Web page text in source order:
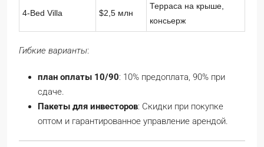
4-Bed Villa $2,5 млн
Терраса на крыше,
консьерж
Гибкие варианты:
план оплаты 10/90: 10% предоплата, 90% при
сдаче.
Пакеты для инвесторов: Скидки при покупке
оптом и гарантированное управление арендой.